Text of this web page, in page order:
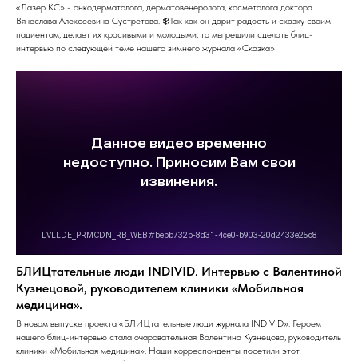
«Лазер КС» - онкодерматолога, дерматовенеролога, косметолога доктора
Вячеслава Алексеевича Сустретова. ❄️Так как он дарит радость и сказку своим
пациентам, делает их красивыми и молодыми, то мы решили сделать блиц-
интервью по следующей теме нашего зимнего журнала «Сказка»!
БЛИЦтательные люди INDIVID. Интервью с Валентиной
Кузнецовой, руководителем клиники «Мобильная
медицина».
В новом выпуске проекта «БЛИЦтательные люди журнала INDIVID». Героем
нашего блиц-интервью стала очаровательная Валентина Кузнецова, руководитель
клиники «Мобильная медицина». Наши корреспонденты посетили этот